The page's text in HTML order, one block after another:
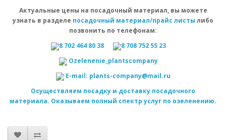
Актуальные цены на посадочный материал, вы можете
узнать в разделе посадочный материал/прайс листы либо
позвонить по телефонам:
8 702 464 80 38
8 708 752 55 23
Оzelenenie_plantscompany
E-mail: plants-company@mail.ru
Осуществляем посадку и доставку посадочного
материала. Оказываем полный спектр услуг по озеленению.